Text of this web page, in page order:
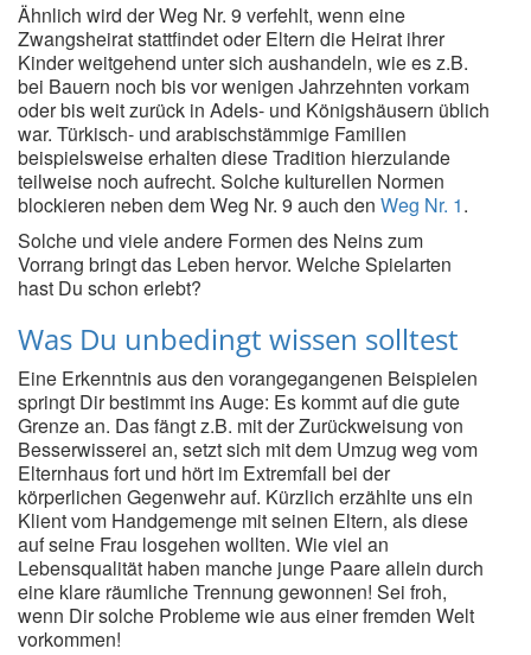
Ähnlich wird der Weg Nr. 9 verfehlt, wenn eine
Zwangsheirat stattfindet oder Eltern die Heirat ihrer
Kinder weitgehend unter sich aushandeln, wie es z.B.
bei Bauern noch bis vor wenigen Jahrzehnten vorkam
oder bis weit zurück in Adels- und Königshäusern üblich
war. Türkisch- und arabischstämmige Familien
beispielsweise erhalten diese Tradition hierzulande
teilweise noch aufrecht. Solche kulturellen Normen
blockieren neben dem Weg Nr. 9 auch den Weg Nr. 1.
Solche und viele andere Formen des Neins zum
Vorrang bringt das Leben hervor. Welche Spielarten
hast Du schon erlebt?
Was Du unbedingt wissen solltest
Eine Erkenntnis aus den vorangegangenen Beispielen
springt Dir bestimmt ins Auge: Es kommt auf die gute
Grenze an. Das fängt z.B. mit der Zurückweisung von
Besserwisserei an, setzt sich mit dem Umzug weg vom
Elternhaus fort und hört im Extremfall bei der
körperlichen Gegenwehr auf. Kürzlich erzählte uns ein
Klient vom Handgemenge mit seinen Eltern, als diese
auf seine Frau losgehen wollten. Wie viel an
Lebensqualität haben manche junge Paare allein durch
eine klare räumliche Trennung gewonnen! Sei froh,
wenn Dir solche Probleme wie aus einer fremden Welt
vorkommen!